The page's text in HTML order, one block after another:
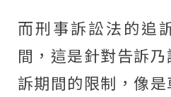
而刑事訴訟法的追
間，這是針對告訴
訴期間的限制，像